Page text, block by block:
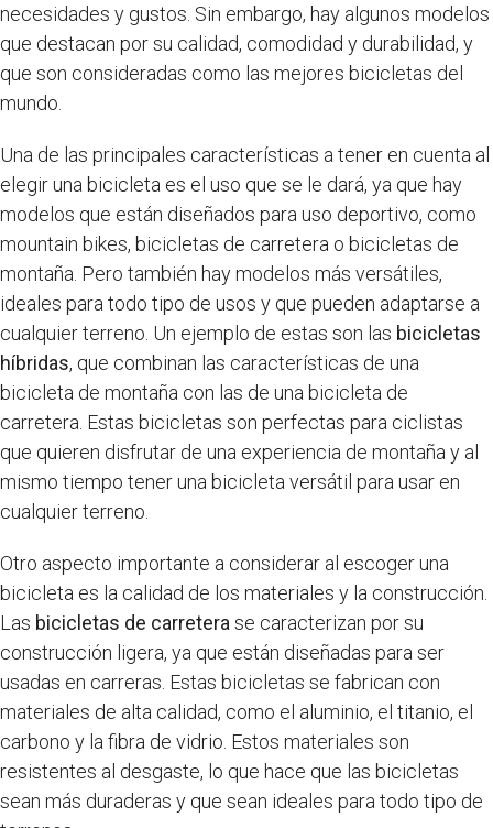
necesidades y gustos. Sin embargo, hay algunos modelos
que destacan por su calidad, comodidad y durabilidad, y
que son consideradas como las mejores bicicletas del
mundo.
Una de las principales características a tener en cuenta al
elegir una bicicleta es el uso que se le dará, ya que hay
modelos que están diseñados para uso deportivo, como
mountain bikes, bicicletas de carretera o bicicletas de
montaña. Pero también hay modelos más versátiles,
ideales para todo tipo de usos y que pueden adaptarse a
cualquier terreno. Un ejemplo de estas son las bicicletas
híbridas, que combinan las características de una
bicicleta de montaña con las de una bicicleta de
carretera. Estas bicicletas son perfectas para ciclistas
que quieren disfrutar de una experiencia de montaña y al
mismo tiempo tener una bicicleta versátil para usar en
cualquier terreno.
Otro aspecto importante a considerar al escoger una
bicicleta es la calidad de los materiales y la construcción.
Las bicicletas de carretera se caracterizan por su
construcción ligera, ya que están diseñadas para ser
usadas en carreras. Estas bicicletas se fabrican con
materiales de alta calidad, como el aluminio, el titanio, el
carbono y la fibra de vidrio. Estos materiales son
resistentes al desgaste, lo que hace que las bicicletas
sean más duraderas y que sean ideales para todo tipo de